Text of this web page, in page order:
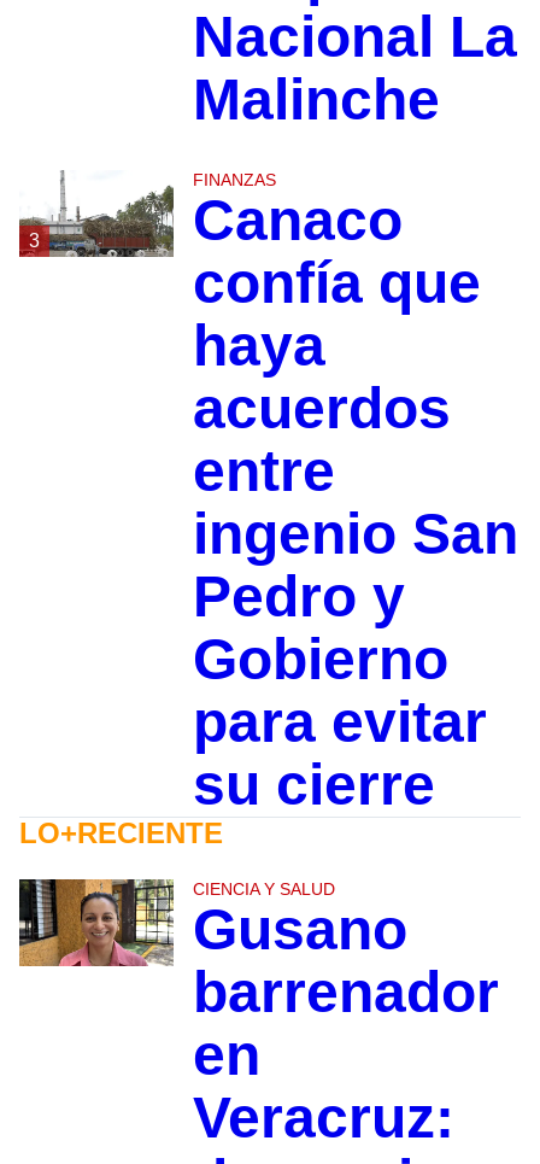
Nacional La
Malinche
3
FINANZAS
Canaco
confía que
haya
acuerdos
entre
ingenio San
Pedro y
Gobierno
para evitar
su cierre
LO+RECIENTE
CIENCIA Y SALUD
Gusano
barrenador
en
Veracruz: